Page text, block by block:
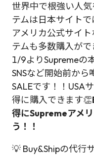
世界中で根強い人気
テムは日本サイト
アメリカ公式サイ
テムも多数購入が
1/9よりSupremeの
SNSなど開始前から
SALEです！！USA
得に購入できます👏
得にSupremeアメ
う！！
💡 Buy&Shipの代行